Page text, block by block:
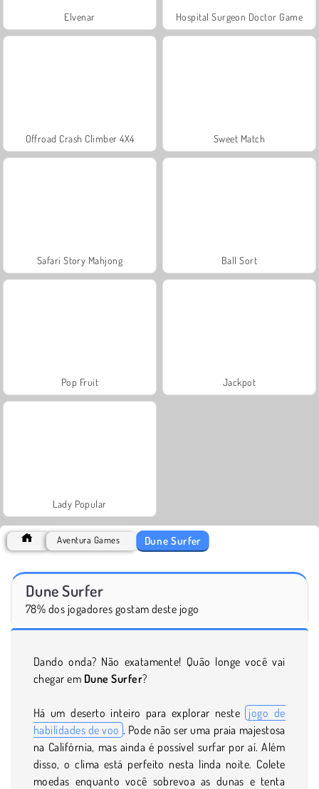
Elvenar Hospital Surgeon Doctor Game
Offroad Crash Climber 4X4 Sweet Match
Safari Story Mahjong Ball Sort
Pop Fruit Jackpot
Lady Popular
Aventura Games Dune Surfer
Dune Surfer
78% dos jogadores gostam deste jogo
Dando onda? Não exatamente! Quão longe você vai
chegar em Dune Surfer?
Há um deserto inteiro para explorar neste jogo de
habilidades de voo . Pode não ser uma praia majestosa
na Califórnia, mas ainda é possível surfar por aí. Além
disso, o clima está perfeito nesta linda noite. Colete
moedas enquanto você sobrevoa as dunas e tenta